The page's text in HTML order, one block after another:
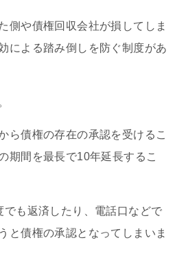
側や債権回収会社が損してしま
による踏み倒しを防ぐ制度があ
ら債権の存在の承認を受けるこ
期間を最長で10年延長するこ
でも返済したり、電話口などで
と債権の承認となってしまいま